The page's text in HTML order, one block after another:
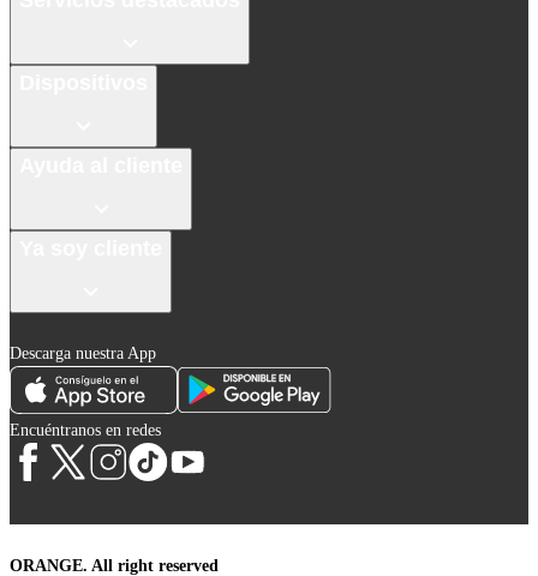
Descarga nuestra App
Encuéntranos en redes
ORANGE. All right reserved